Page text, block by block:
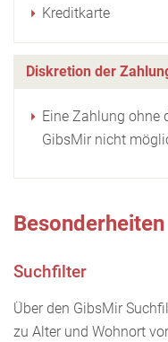
Kreditkarte
Diskretion der
Eine Zahlung ohne
GibsMir nicht
Besonderheiten
Suchfilter
Über den GibsMir
zu Alter und Wohnort